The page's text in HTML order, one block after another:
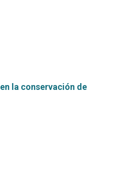
la conservación de